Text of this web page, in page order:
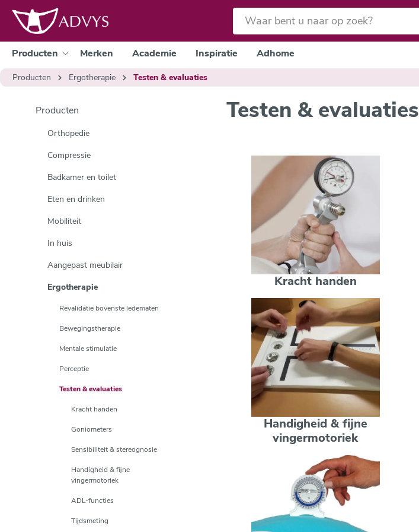
zoekopdracht Ga naar de hoofdnavigatie
Producten Merken Academie Inspiratie Adhome
Producten
Ergotherapie Testen & evaluaties
Producten
Orthopedie
Compressie
Badkamer en toilet
Eten en drinken
Mobiliteit
In huis
Aangepast meubilair
Ergotherapie
Revalidatie bovenste ledematen
Bewegingstherapie
Mentale stimulatie
Perceptie
Testen & evaluaties
Kracht handen
Goniometers
Sensibiliteit & stereognosie
Handigheid & fijne
vingermotoriek
ADL-functies
Tijdsmeting
Testen & evaluaties
Kracht handen
Handigheid & fijne
vingermotoriek